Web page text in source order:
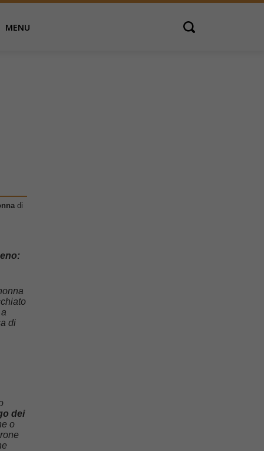
MENU Open search
di
di
dei
o